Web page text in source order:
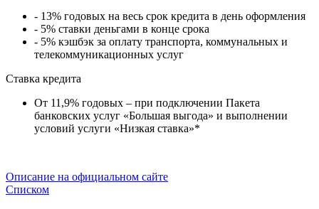
- 13% годовых на весь срок кредита в день оформления
- 5% ставки деньгами в конце срока
- 5% кэшбэк за оплату транспорта, коммунальных и
телекоммуникационных услуг
Ставка кредита
От 11,9% годовых – при подключении Пакета
банковских услуг «Большая выгода» и выполнении
условий услуги «Низкая ставка»*
Описание на официальном сайте
Списком